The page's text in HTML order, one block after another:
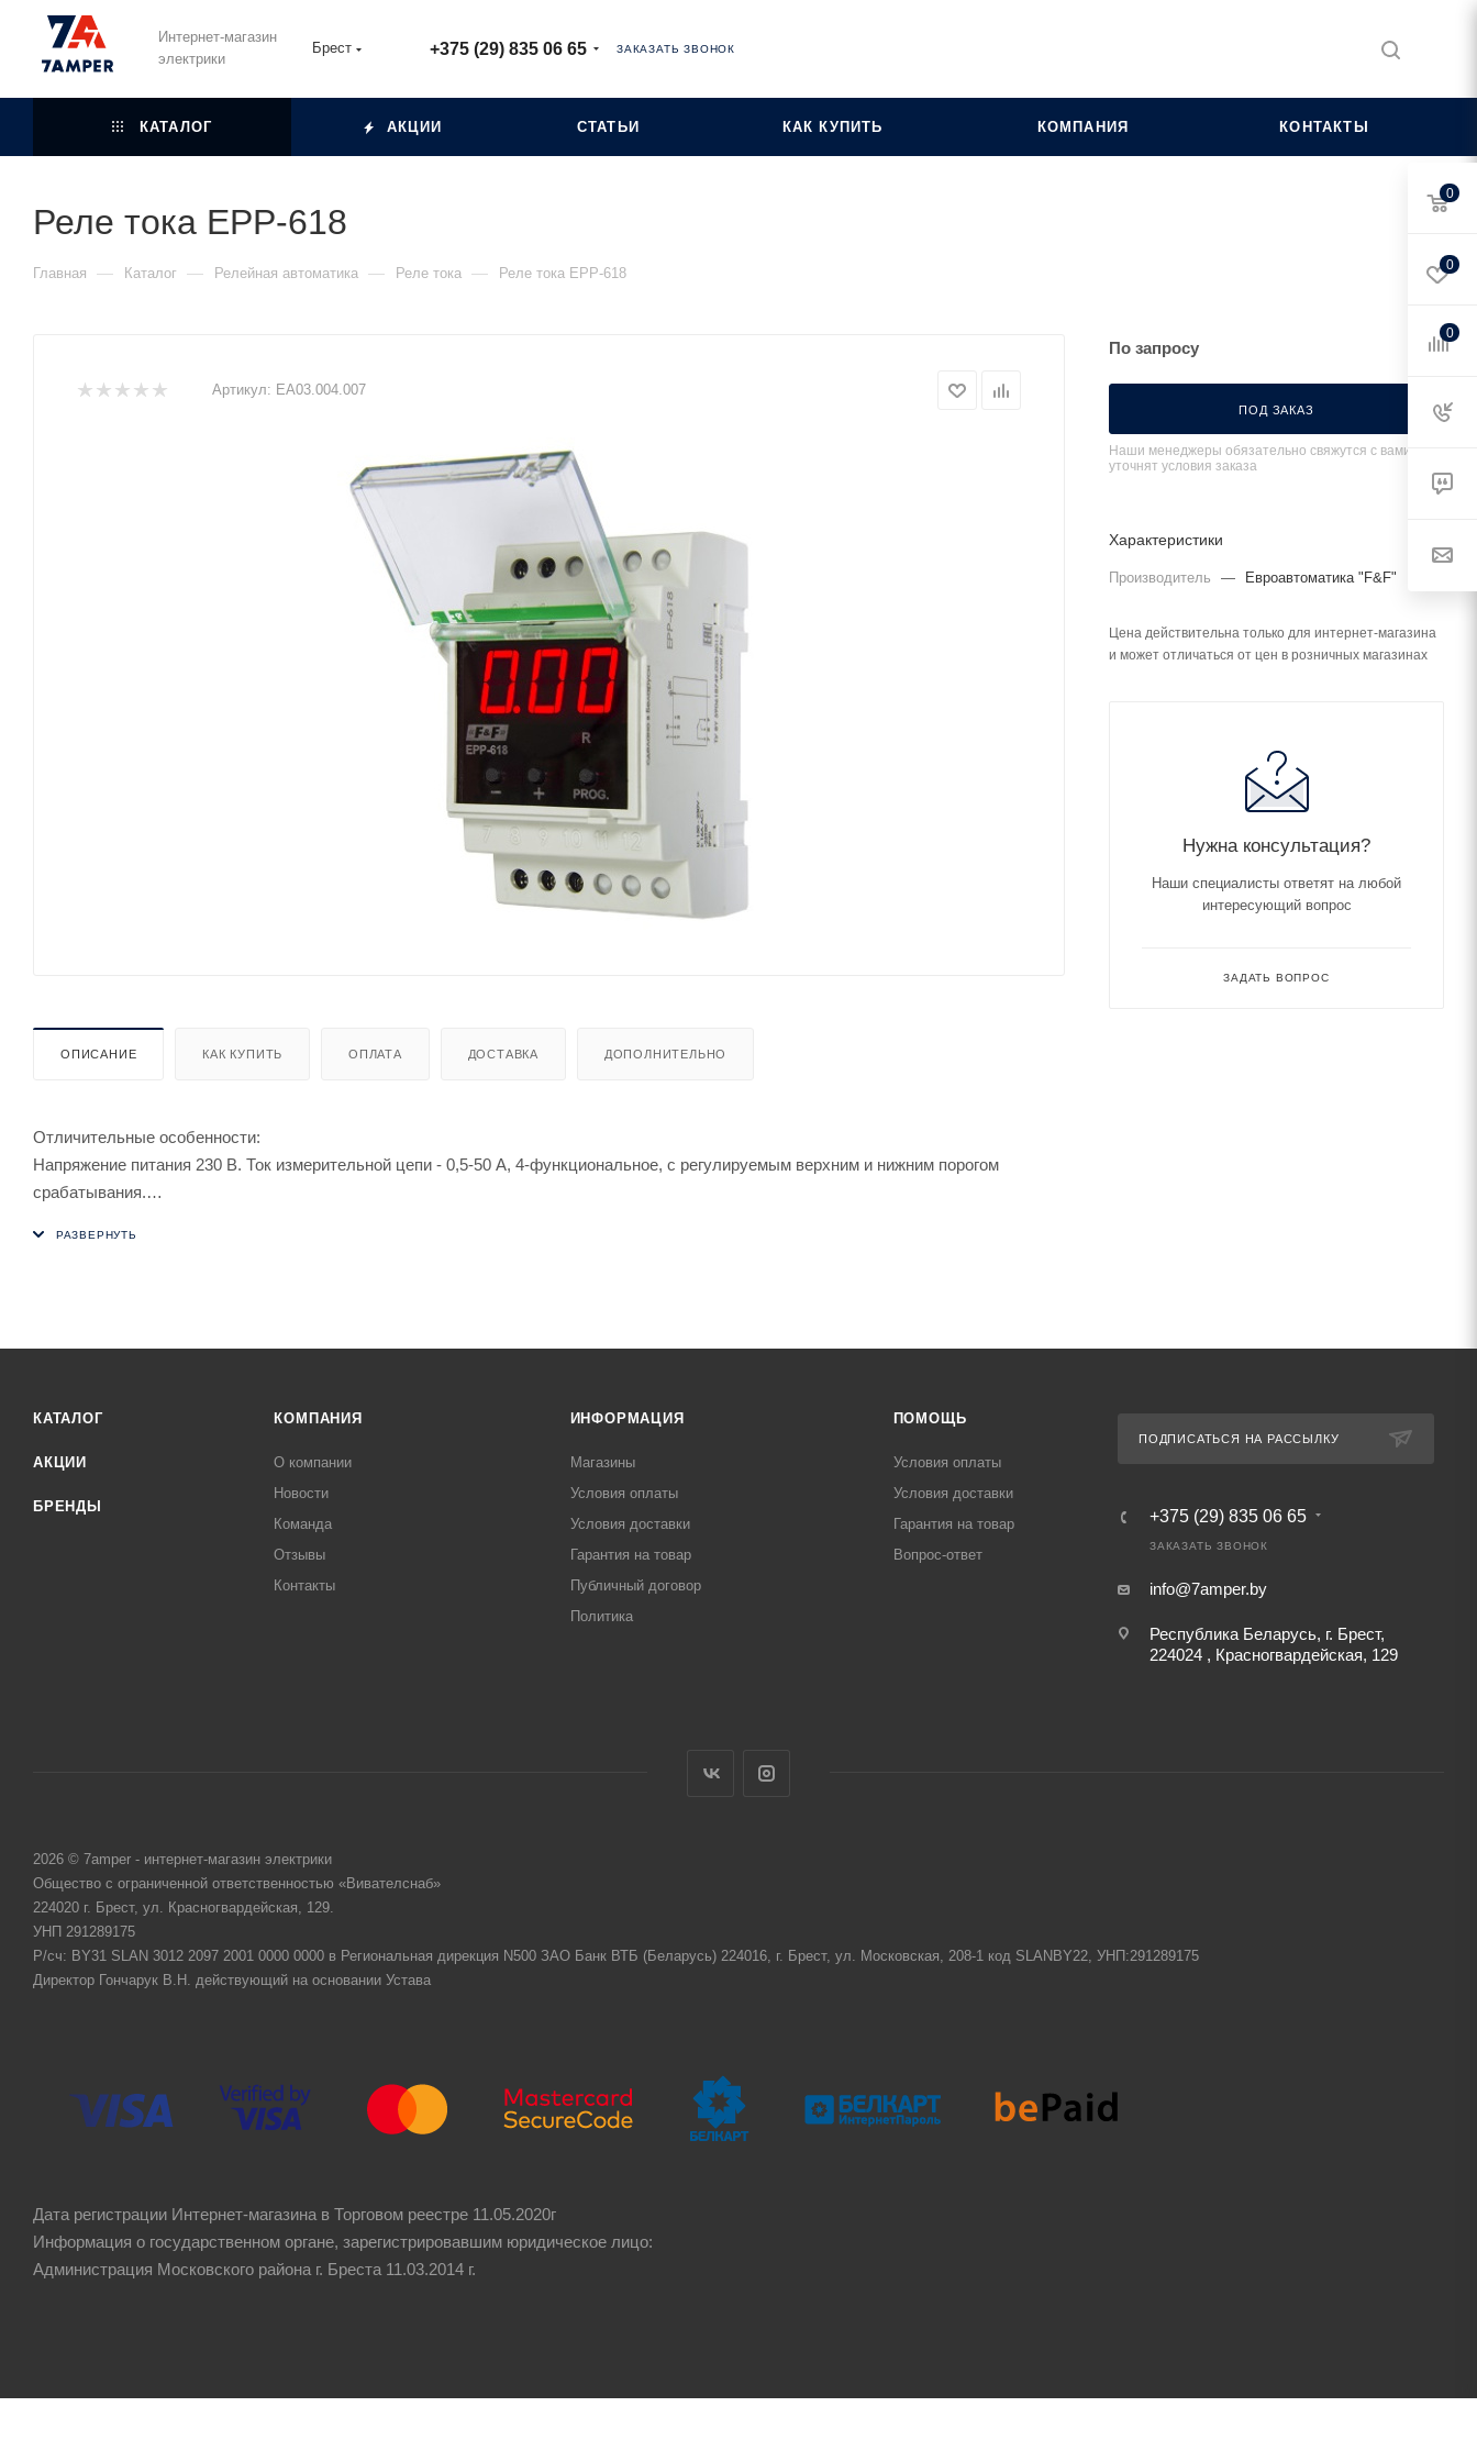
Интернет-магазин
электрики
Брест +375 (29) 835 06 65 ЗАКАЗАТЬ ЗВОНОК
КАТАЛОГ АКЦИИ СТАТЬИ КАК КУПИТЬ КОМПАНИЯ КОНТАКТЫ
Реле тока EPP-618
Главная — Каталог — Релейная автоматика — Реле тока — Реле тока EPP-618
Артикул: ЕА03.004.007
ОПИСАНИЕ КАК КУПИТЬ ОПЛАТА ДОСТАВКА ДОПОЛНИТЕЛЬНО
Отличительные особенности:
Напряжение питания 230 В. Ток измерительной цепи - 0,5-50 А, 4-функциональное, с регулируемым верхним и нижним порогом
срабатывания.
По запросу
ПОД ЗАКАЗ
Наши менеджеры обязательно свяжутся с вами и
уточнят условия заказа
Характеристики
Производитель — Евроавтоматика "F&F"
Цена действительна только для интернет-магазина
и может отличаться от цен в розничных магазинах
Нужна консультация?
Наши специалисты ответят на любой
интересующий вопрос
ЗАДАТЬ ВОПРОС
КАТАЛОГ
АКЦИИ
БРЕНДЫ
КОМПАНИЯ
О компании
Новости
Команда
Отзывы
Контакты
ИНФОРМАЦИЯ
Магазины
Условия оплаты
Условия доставки
Гарантия на товар
Публичный договор
Политика
ПОМОЩЬ
Условия оплаты
Условия доставки
Гарантия на товар
Вопрос-ответ
ПОДПИСАТЬСЯ НА РАССЫЛКУ
+375 (29) 835 06 65
ЗАКАЗАТЬ ЗВОНОК
info@7amper.by
Республика Беларусь, г. Брест,
224024 , Красногвардейская, 129
2026 © 7amper - интернет-магазин электрики
Общество с ограниченной ответственностью «Вивателснаб»
224020 г. Брест, ул. Красногвардейская, 129.
УНП 291289175
Р/сч: BY31 SLAN 3012 2097 2001 0000 0000 в Региональная дирекция N500 ЗАО Банк ВТБ (Беларусь) 224016, г. Брест, ул. Московская, 208-1 код SLANBY22, УНП:291289175
Директор Гончарук В.Н. действующий на основании Устава
Дата регистрации Интернет-магазина в Торговом реестре 11.05.2020г
Информация о государственном органе, зарегистрировавшим юридическое лицо:
Администрация Московского района г. Бреста 11.03.2014 г.
0
0
0